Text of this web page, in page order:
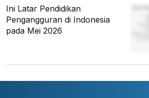
Ini Latar Pendidikan
Pengangguran di Indonesia
pada Mei 2026